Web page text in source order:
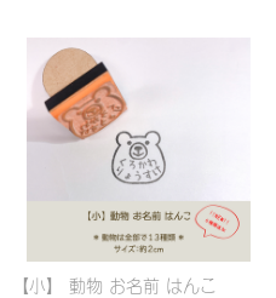
【小】 動物 お名前 はんこ